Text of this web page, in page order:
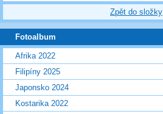
Zpět do složky
Fotoalbum
Afrika 2022
Filipíny 2025
Japonsko 2024
Kostarika 2022